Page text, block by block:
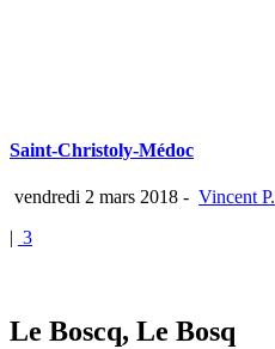
Saint-Christoly-Médoc
vendredi 2 mars 2018 - Vincent P.
| 3
Le Boscq, Le Bosq